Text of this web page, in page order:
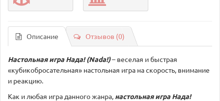
Описание Отзывов (0)
Настольная игра Нада! (Nada!)– веселая и быстрая
«кубикобросательная» настольная игра на скорость, внимание
и реакцию.
Как и любая игра данного жанра, настольная игра Нада!